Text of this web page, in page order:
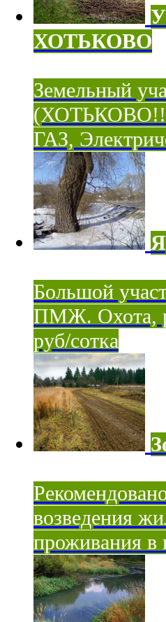
ХОТЬКОВО
Земельный
ГАЗ,
Большой
ПМЖ. Охота,
руб/сотка
возведения
проживания в